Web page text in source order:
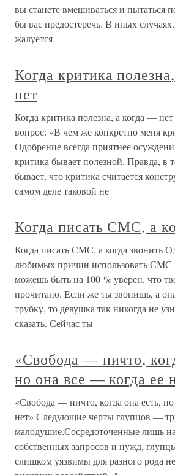
вы станете вмешиваться и пытаться
бы вас предостеречь. В иных
жалуется
Когда критика
нет
Когда критика полезна, а когда —
вопрос: «В чем же конкретно меня
Одобрение всегда приятнее
критика бывает полезной. Правда, в
бывает, что критика считается
самом деле таковой не
Когда писать СМС, а
Когда писать СМС, а когда звонить
любимых причин использовать СМС
можешь быть на 100 % уверен, что
прочитано. Если же ты звонишь, а
трубку, то девушка так никогда не
сказать. Сейчас ты
«Свобода — ничто,
но она все — когда ее
«Свобода — ничто, когда она есть,
нет» Следующие черты глупцов —
малодушие.Сосредоточенные лишь
собственных запросов и нужд,
слишком уязвимы для разного рода